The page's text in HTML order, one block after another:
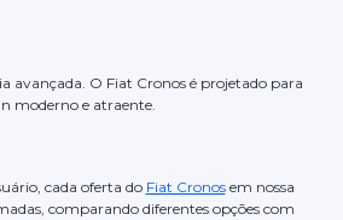
avançada. O Fiat Cronos é projetado para
moderno e atraente.
cada oferta do Fiat Cronosem nossa
comparando diferentes opções com